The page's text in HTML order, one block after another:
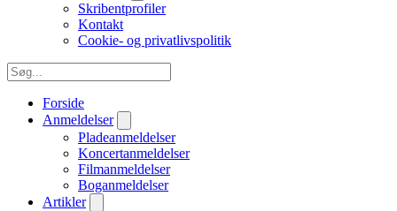
Skribentprofiler
Kontakt
Cookie- og privatlivspolitik
Forside
Anmeldelser
Pladeanmeldelser
Koncertanmeldelser
Filmanmeldelser
Boganmeldelser
Artikler